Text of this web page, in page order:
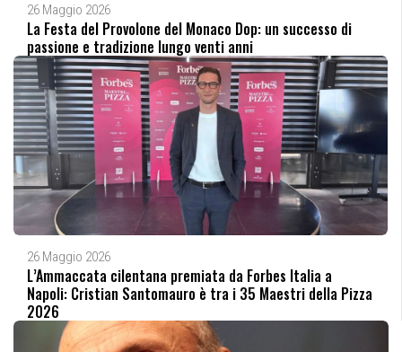
26 Maggio 2026
La Festa del Provolone del Monaco Dop: un successo di
passione e tradizione lungo venti anni
26 Maggio 2026
L’Ammaccata cilentana premiata da Forbes Italia a
Napoli: Cristian Santomauro è tra i 35 Maestri della Pizza
2026